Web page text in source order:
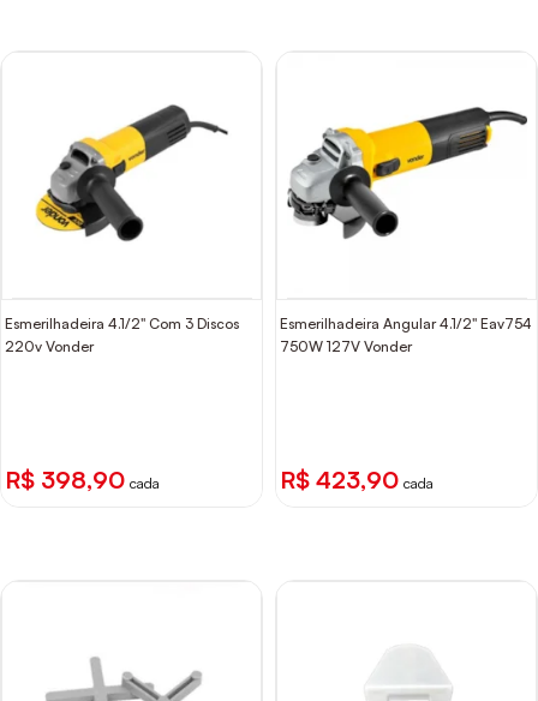
Esmerilhadeira 4.1/2" Com 3 Discos
220v Vonder
R$ 398,90 cada
Esmerilhadeira Angular 4.1/2" Eav754
750W 127V Vonder
R$ 423,90 cada